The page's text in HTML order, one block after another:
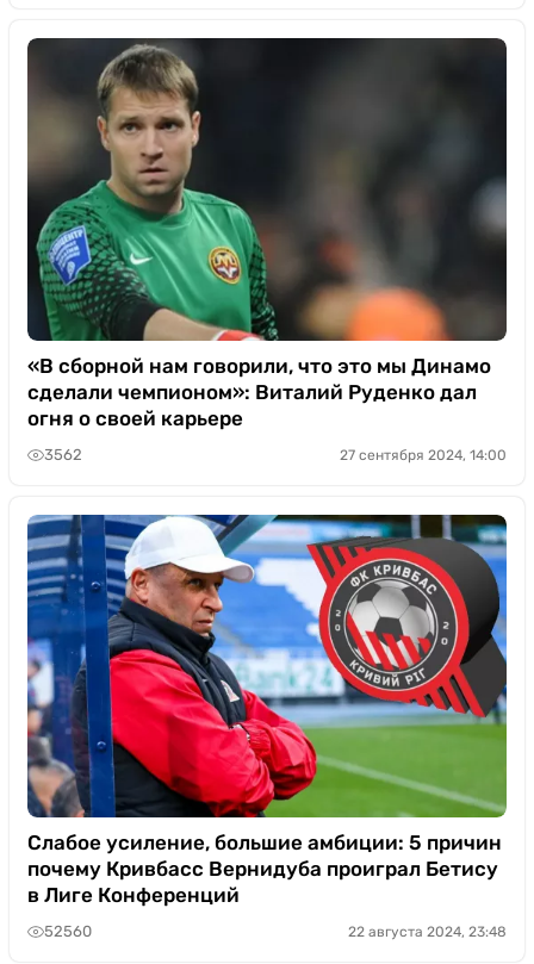
«В сборной нам говорили, что это мы Динамо
сделали чемпионом»: Виталий Руденко дал
огня о своей карьере
3562 27 сентября 2024, 14:00
Слабое усиление, большие амбиции: 5 причин
почему Кривбасс Вернидуба проиграл Бетису
в Лиге Конференций
52560 22 августа 2024, 23:48